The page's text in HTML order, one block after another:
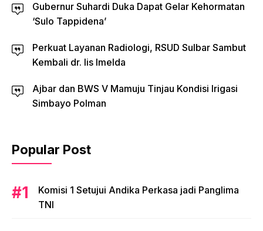
Gubernur Suhardi Duka Dapat Gelar Kehormatan
‘Sulo Tappidena’
Perkuat Layanan Radiologi, RSUD Sulbar Sambut
Kembali dr. Iis Imelda
Ajbar dan BWS V Mamuju Tinjau Kondisi Irigasi
Simbayo Polman
Popular Post
Komisi 1 Setujui Andika Perkasa jadi Panglima
TNI